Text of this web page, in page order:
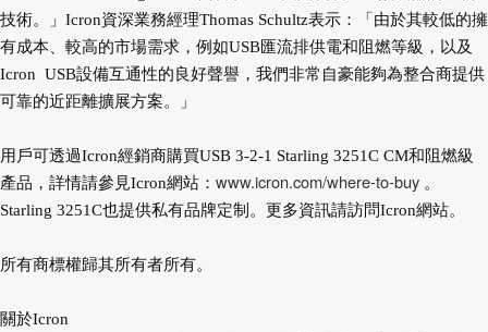
技術。」Icron資深業務經理Thomas Schultz表示：「由於其較低的擁
有成本、較高的市場需求，例如USB匯流排供電和阻燃等級，以及
Icron USB設備互通性的良好聲譽，我們非常自豪能夠為整合商提供
可靠的近距離擴展方案。」
用戶可透過Icron經銷商購買USB 3-2-1 Starling 3251C CM和阻燃級
產品，詳情請參見Icron網站： www.icron.com/where-to-buy 。
Starling 3251C也提供私有品牌定制。更多資訊請訪問Icron網站。
所有商標權歸其所有者所有。
關於Icron